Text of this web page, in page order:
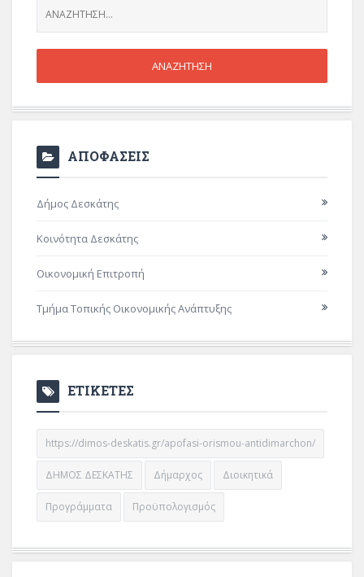
ΑΠΟΦΑΣΕΙΣ
Δήμος Δεσκάτης
Κοινότητα Δεσκάτης
Οικονομική Επιτροπή
Τμήμα Τοπικής Οικονομικής Ανάπτυξης
ΕΤΙΚΕΤΕΣ
https://dimos-deskatis.gr/apofasi-orismou-antidimarchon/
ΔΗΜΟΣ ΔΕΣΚΑΤΗΣ Δήμαρχος Διοικητικά
Προγράμματα Προϋπολογισμός